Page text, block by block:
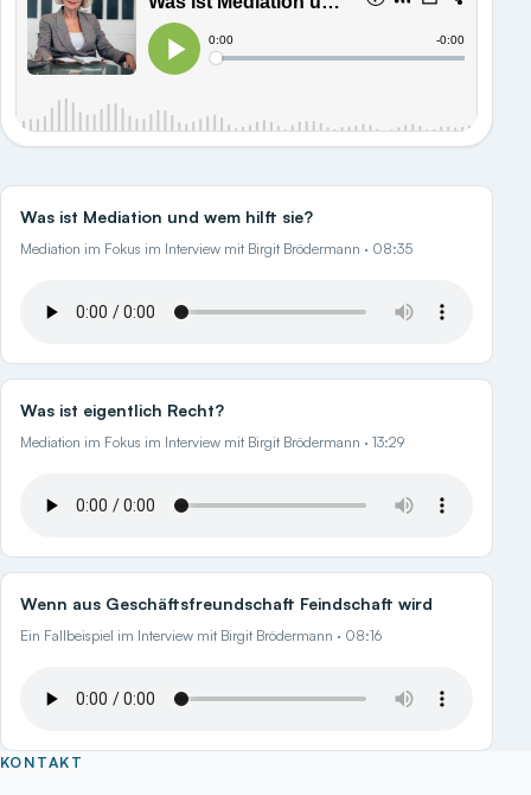
Was ist Mediation und wem hilft sie?
Mediation im Fokus im Interview mit Birgit Brödermann · 08:35
Was ist eigentlich Recht?
Mediation im Fokus im Interview mit Birgit Brödermann · 13:29
Wenn aus Geschäftsfreundschaft Feindschaft wird
Ein Fallbeispiel im Interview mit Birgit Brödermann · 08:16
KONTAKT